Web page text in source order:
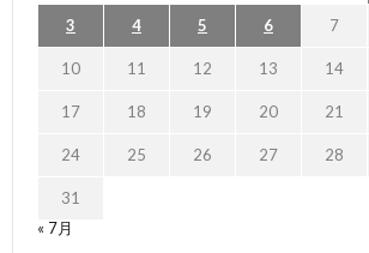
3 4 5 6 7
10 11 12 13 14
17 18 19 20 21
24 25 26 27 28
31
« 7月